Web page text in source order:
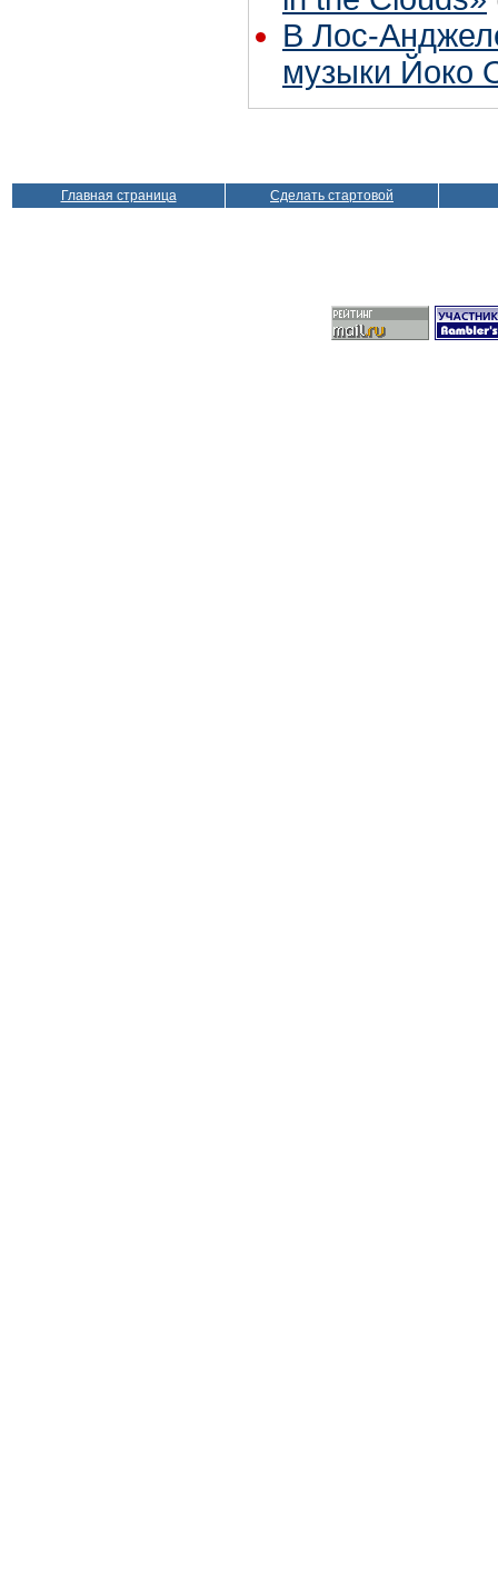
В Лос-
музыки Йоко
Главная страница Сделать стартовой